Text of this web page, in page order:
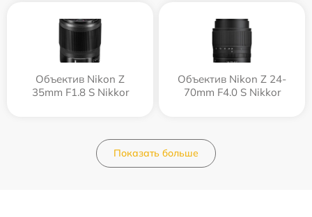
Объектив Nikon Z
35mm F1.8 S Nikkor
Объектив Nikon Z 24-
70mm F4.0 S Nikkor
Показать больше